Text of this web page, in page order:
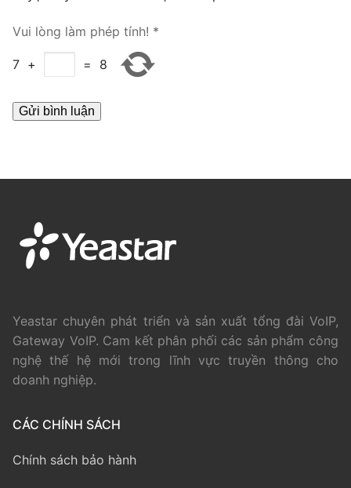
HƯỚNG DẪN
Vui lòng làm phép tính! *
7 + = 8
Yeastar chuyên phát triển và sản xuất tổng đài VoIP,
Gateway VoIP. Cam kết phân phối các sản phẩm công
nghệ thế hệ mới trong lĩnh vực truyền thông cho
doanh nghiệp.
CÁC CHÍNH SÁCH
Chính sách bảo hành